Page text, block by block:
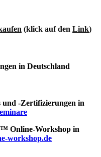
(klick auf den Link)
in Deutschland
-Zertifizierungen in
Online-Workshop in
workshop.de